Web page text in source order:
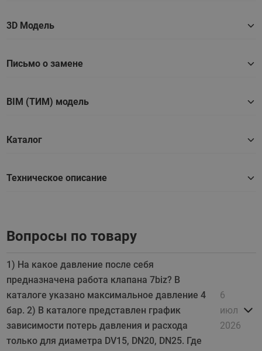
3D Модель
Письмо о замене
BIM (ТИМ) модель
Каталог
Техническое описание
Вопросы по товару
1) На какое давление после себя
предназначена работа клапана 7biz? В
каталоге указано максимальное давление 4
бар. 2) В каталоге представлен график
зависимости потерь давления и расхода
только для диаметра DV15, DN20, DN25. Где
6
июл
2026